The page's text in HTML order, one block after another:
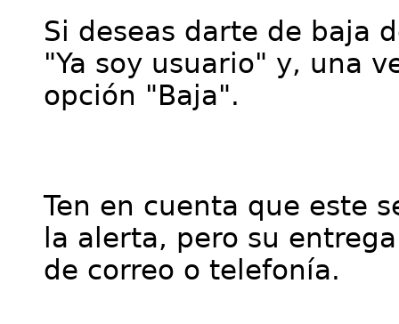
Si deseas darte de baja
"Ya soy usuario" y, una
opción "Baja".
Ten en cuenta que este
la alerta, pero su
de correo o telefonía.